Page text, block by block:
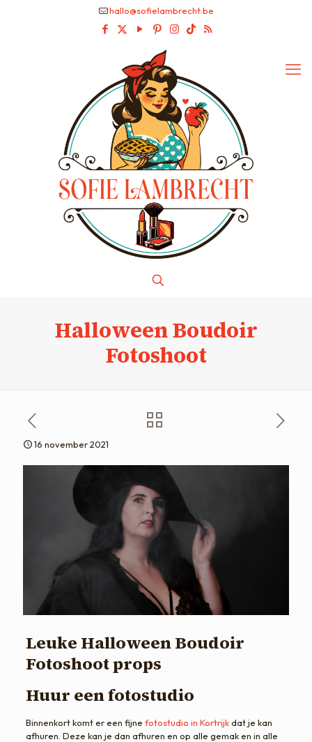
hallo@sofielambrecht.be
Halloween Boudoir
Fotoshoot
16 november 2021
Leuke Halloween Boudoir
Fotoshoot props
Huur een fotostudio
Binnenkort komt er een fijne fotostudio in Kortrijkdat je kan
afhuren. Deze kan je dan afhuren en op alle gemak en in alle